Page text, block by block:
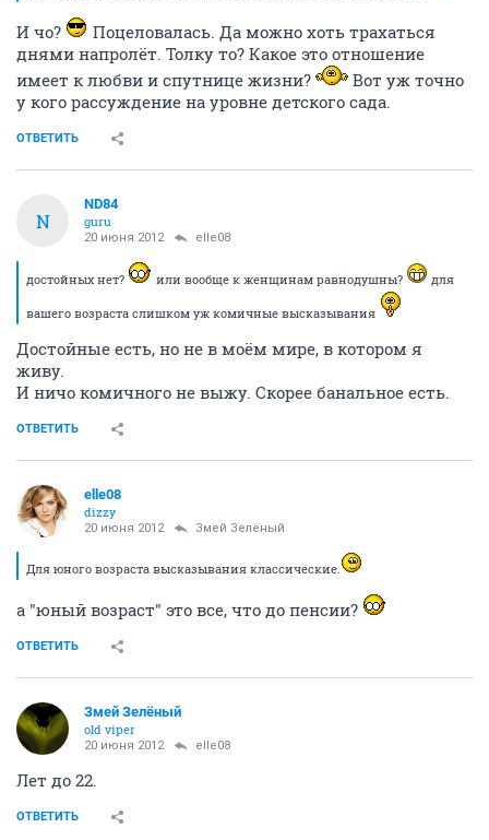
И чо?
Поцеловалась. Да можно хоть трахаться
днями напролёт. Толку то? Какое это отношение
имеет к любви и спутнице жизни?
Вот уж точно
у кого рассуждение на уровне детского сада.
ОТВЕТИТЬ
N
ND84
guru
20 июня 2012 elle08
достойных нет? или вообще к женщинам равнодушны? для
вашего возраста слишком уж комичные высказывания
Достойные есть, но не в моём мире, в котором я
живу.
И ничо комичного не выжу. Скорее банальное есть.
ОТВЕТИТЬ
elle08
dizzy
20 июня 2012 Змей Зелёный
Для юного возраста высказывания классические.
а "юный возраст" это все, что до пенсии?
ОТВЕТИТЬ
Змей Зелёный
old viper
20 июня 2012 elle08
Лет до 22.
ОТВЕТИТЬ